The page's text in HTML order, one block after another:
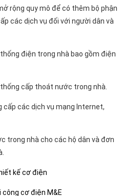
rộng quy mô để có thêm bộ phận
các dịch vụ đối với người dân và
điện trong nhà bao gồm điện
cấp thoát nước trong nhà.
cấp các dịch vụ mạng Internet,
trong nhà cho các hộ dân và đơn
kế cơ điện
cơ điện M&E